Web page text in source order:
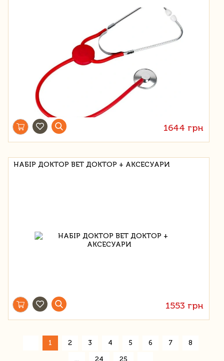
1644 грн
НАБІР ДОКТОР ВЕТ ДОКТОР + АКСЕСУАРИ
1553 грн
1 2 3 4 5 6 7 8
24 25